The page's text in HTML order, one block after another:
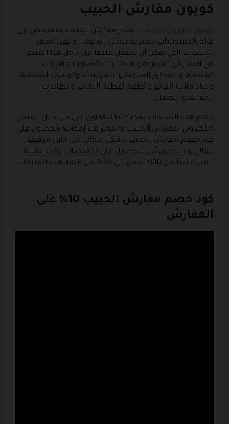
كوبون مفارش الحبيب
كوبون مفارش الحبيب ، متجر مفارش الحبيب متخصص في
عالم المفروشات المنزلية بشتى أنواعها ، و لعل أشهر
المنتجات التي يمكن أن تحصل عليها من داخل هذا المتجر
هي المفارش الشتوية و البطانيات الشتوية و الارواب
الفندقية و العطور المنزلية و الشراشف والوسائد الفندقية
و لباد مارينا الفاخر و أطقم أغطية اللحاف و بطانيات
المواليد و الاطفال .
جميع هذه المنتجات يمكنك طلبها اون لاين من خلال المتجر
الالكتروني لمفارش الحبيب والمميز هنا إمكانية الحصول على
كود خصم مفارش الحبيب بشكل مجاني من خلال موقعنا
الحالي و ذلك من أجل الحصول على تخفيضات وقت عملية
الشراء تبدأ من 10% لتصل إلى 50% من قيمة هذه المنتجات
.
كود خصم مفارش الحبيب 10% على
المفارش